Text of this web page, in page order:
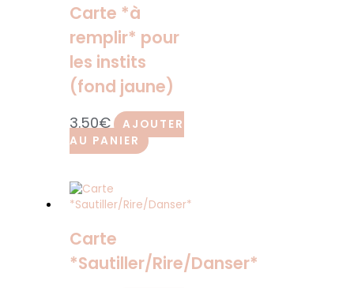
Carte *à
remplir* pour
les instits
(fond jaune)
3.50€
AJOUTER
AU PANIER
Carte
*Sautiller/Rire/Danser*